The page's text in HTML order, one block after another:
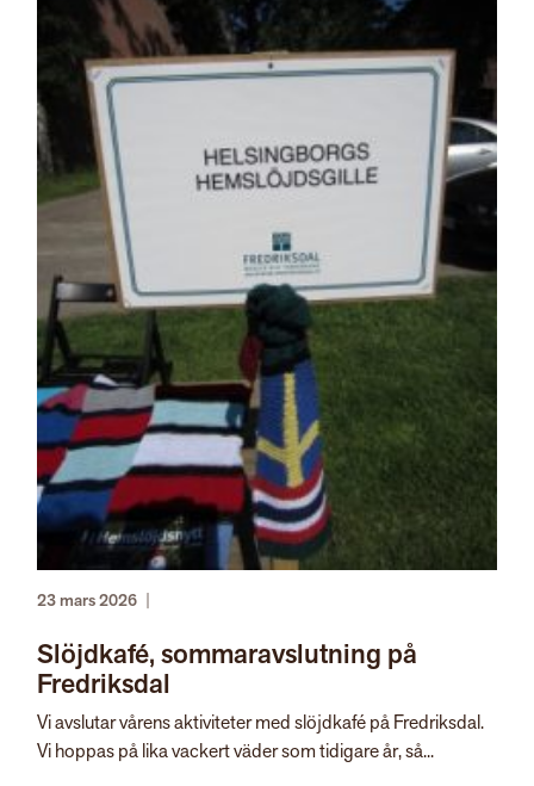
23 mars 2026 |
Slöjdkafé, sommaravslutning på
Fredriksdal
Vi avslutar vårens aktiviteter med slöjdkafé på Fredriksdal.
Vi hoppas på lika vackert väder som tidigare år, så...